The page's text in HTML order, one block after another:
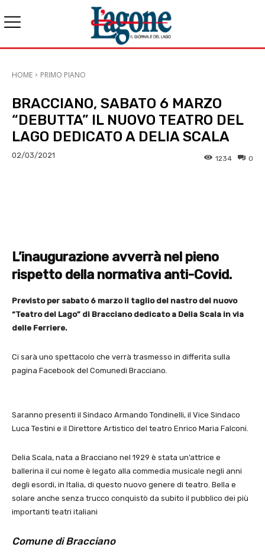
HOME PRIMO PIANO
BRACCIANO, SABATO 6 MARZO
“DEBUTTA” IL NUOVO TEATRO DEL
LAGO DEDICATO A DELIA SCALA
02/03/2021 0
1234
L’inaugurazione avverrà nel pieno
rispetto della normativa anti-Covid.
Previsto per sabato 6 marzo il taglio del nastro del nuovo
“Teatro del Lago” di Bracciano dedicato a Delia Scala in via
delle Ferriere.
Ci sarà uno spettacolo che verrà trasmesso in differita sulla
pagina Facebook del Comunedi Bracciano.
Saranno presenti il Sindaco Armando Tondinelli, il Vice Sindaco
Luca Testini e il Direttore Artistico del teatro Enrico Maria Falconi.
Delia Scala, nata a Bracciano nel 1929 è stata un’attrice e
ballerina il cui nome è legato alla commedia musicale negli anni
degli esordi, in Italia, di questo nuovo genere di teatro. Bella e
solare anche senza trucco conquistò da subito il pubblico dei più
importanti teatri italiani
Comune di Bracciano